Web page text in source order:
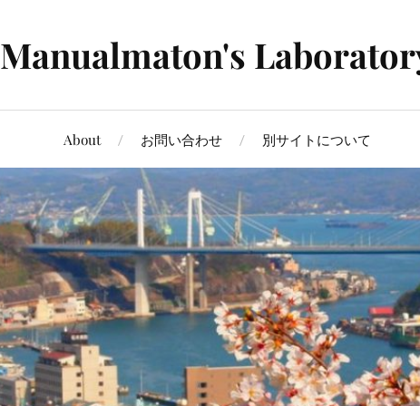
Manualmaton's
About お問い合わせ 別サイトについて